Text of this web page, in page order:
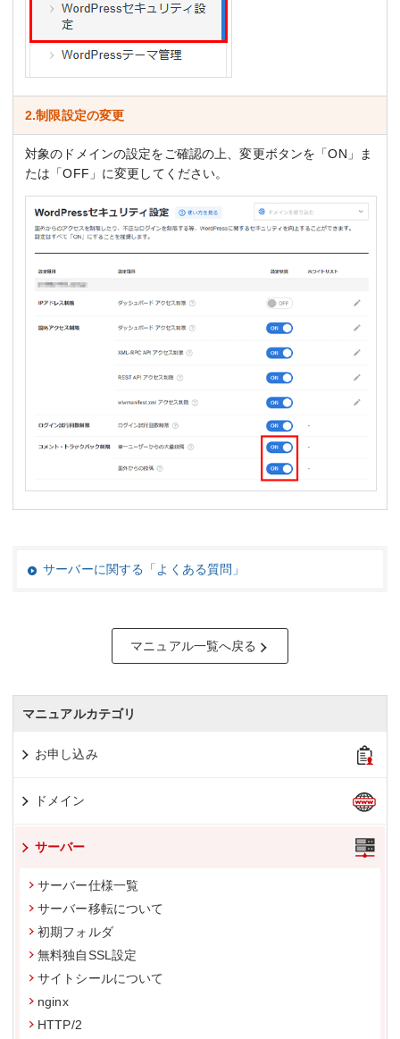
2.制限設定の変更
対象のドメインの設定をご確認の上、変更ボタンを「ON」ま
たは「OFF」に変更してください。
サーバーに関する「よくある質問」
マニュアル一覧へ戻る
マニュアルカテゴリ
お申し込み
ドメイン
サーバー
サーバー仕様一覧
サーバー移転について
初期フォルダ
無料独自SSL設定
サイトシールについて
nginx
HTTP/2